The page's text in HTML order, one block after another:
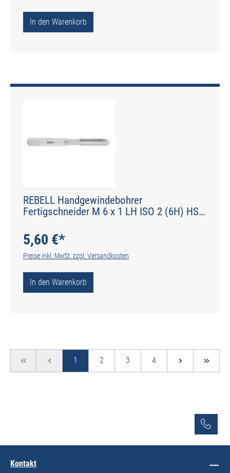
In den Warenkorb
REBELL Handgewindebohrer
Fertigschneider M 6 x 1 LH ISO 2 (6H) HSS
N
5,60 €*
Preise inkl. MwSt. zzgl. Versandkosten
In den Warenkorb
Seite
1 Seite
2 Seite
3 Seite
4
Kontakt